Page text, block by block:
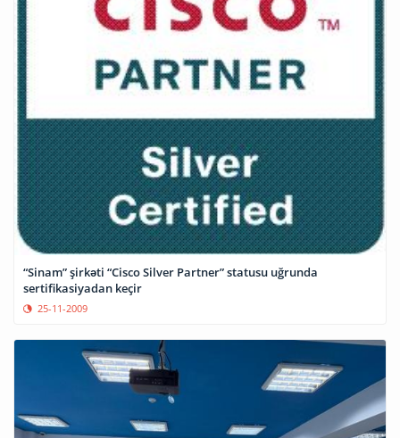
“Sinam” şirkəti “Cisco Silver Partner” statusu uğrunda
sertifikasiyadan keçir
25-11-2009